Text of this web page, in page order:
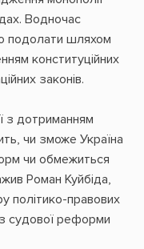
Водночас
подолати шляхом
конституційних
законів.
з дотриманням
чи зможе Україна
чи обмежиться
Роман Куйбіда,
політико-правових
судової реформи